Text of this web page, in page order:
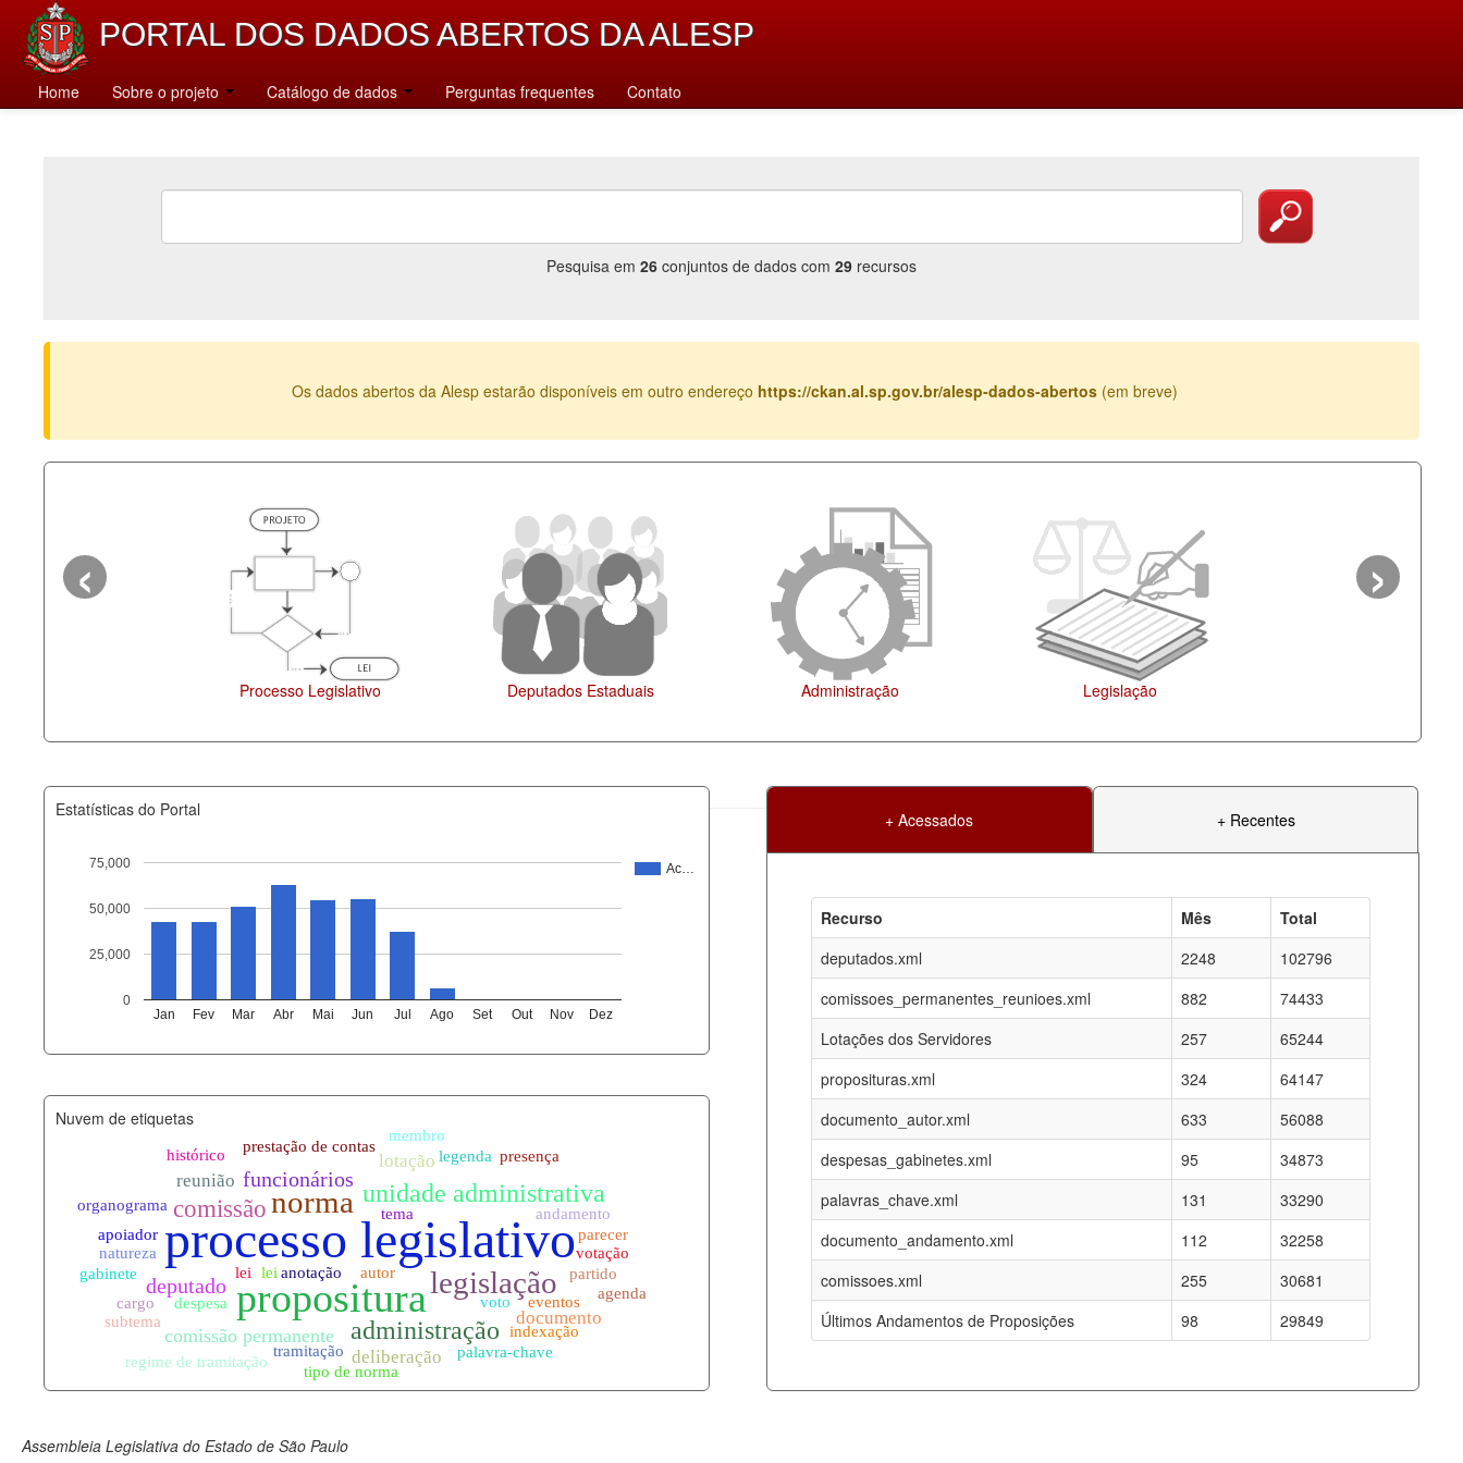
PORTAL DOS DADOS ABERTOS DA ALESP
Home Sobre o projeto Catálogo de dados Perguntas frequentes Contato
Pesquisa em 26 conjuntos de dados com 29 recursos
Os dados abertos da Alesp estarão disponíveis em outro endereço https://ckan.al.sp.gov.br/alesp-dados-abertos (em breve)
Deputados Estaduais Administração Legislação
‹ ›
Estatísticas do Portal
Ac…
Jan Fev Mar Abr Mai Jun Jul Ago Set Out Nov Dez
0
25,000
50,000
75,000
+ Acessados + Recentes
Recurso Mês
Total
deputados.xml
2248
102796
comissoes_permanentes_reunioes.xml
882
74433
Lotações dos Servidores
257
65244
proposituras.xml
324
64147
documento_autor.xml
633
56088
despesas_gabinetes.xml
95
34873
palavras_chave.xml
131
33290
documento_andamento.xml
112
32258
comissoes.xml
255
30681
Últimos Andamentos de Proposições
98 29849
documento_andamento_atual.xml
08-08-2026
agenda_eventos.xml
08-08-2026
comissoes_permanentes_votacoes.xml
documento_andamento.xml
08-08-2026
palavras_chave.xml
08-08-2026
legislacao_normas.xml
08-08-2026
legislacao_norma_anotacoes.xml
08-08-2026
Nuvem de etiquetas
Assembleia Legislativa do Estado de São Paulo